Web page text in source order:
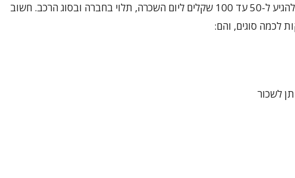
משלמים תוספת תשלום שיכולה להגיע ל-50 עד 100 שקלים ליום השכרה, תלוי בחברה ובסוג הרכב. חשוב
לכמה סוגים, והם:
לשכור